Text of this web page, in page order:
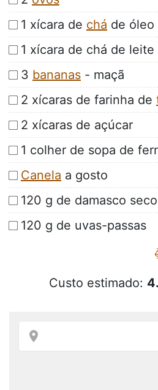
1 xícara de chá de óleo
1 xícara de chá de leite
3 bananas - maçã
2 xícaras de farinha de
2 xícaras de açúcar
1 colher de sopa de
Canela a gosto
120 g de damasco
120 g de uvas-passas
Custo estimado: